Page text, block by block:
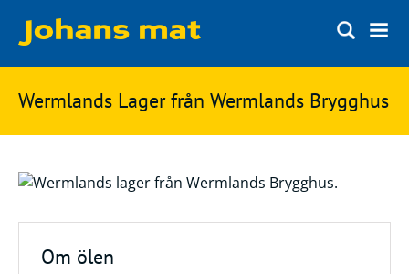
Matbloggen
Innertemperaturer
Ingredienser
Matsnack
Ölbloggen
Ölsnack
Sök
på
Johans
Wermlands Lager från Wermlands Brygghus
Om ölen